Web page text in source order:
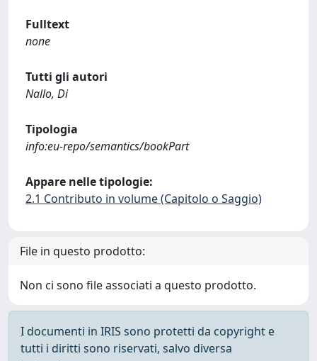
Fulltext
none
Tutti gli autori
Nallo, Di
Tipologia
info:eu-repo/semantics/bookPart
Appare nelle tipologie:
2.1 Contributo in volume (Capitolo o Saggio)
File in questo prodotto:
Non ci sono file associati a questo prodotto.
I documenti in IRIS sono protetti da copyright e
tutti i diritti sono riservati, salvo diversa